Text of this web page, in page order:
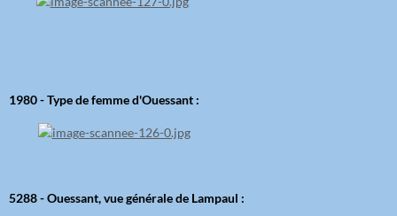
1980 - Type de femme d'Ouessant :
5288 - Ouessant, vue générale de Lampaul :